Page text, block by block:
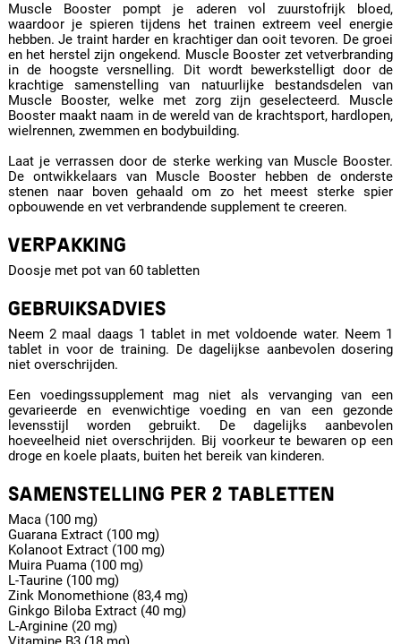
Muscle Booster pompt je aderen vol zuurstofrijk bloed,
waardoor je spieren tijdens het trainen extreem veel energie
hebben. Je traint harder en krachtiger dan ooit tevoren. De groei
en het herstel zijn ongekend. Muscle Booster zet vetverbranding
in de hoogste versnelling. Dit wordt bewerkstelligt door de
krachtige samenstelling van natuurlijke bestandsdelen van
Muscle Booster, welke met zorg zijn geselecteerd. Muscle
Booster maakt naam in de wereld van de krachtsport, hardlopen,
wielrennen, zwemmen en bodybuilding.
Laat je verrassen door de sterke werking van Muscle Booster.
De ontwikkelaars van Muscle Booster hebben de onderste
stenen naar boven gehaald om zo het meest sterke spier
opbouwende en vet verbrandende supplement te creeren.
VERPAKKING
Doosje met pot van 60 tabletten
GEBRUIKSADVIES
Neem 2 maal daags 1 tablet in met voldoende water. Neem 1
tablet in voor de training. De dagelijkse aanbevolen dosering
niet overschrijden.
Een voedingssupplement mag niet als vervanging van een
gevarieerde en evenwichtige voeding en van een gezonde
levensstijl worden gebruikt. De dagelijks aanbevolen
hoeveelheid niet overschrijden. Bij voorkeur te bewaren op een
droge en koele plaats, buiten het bereik van kinderen.
SAMENSTELLING PER 2 TABLETTEN
Maca (100 mg)
Guarana Extract (100 mg)
Kolanoot Extract (100 mg)
Muira Puama (100 mg)
L-Taurine (100 mg)
Zink Monomethione (83,4 mg)
Ginkgo Biloba Extract (40 mg)
L-Arginine (20 mg)